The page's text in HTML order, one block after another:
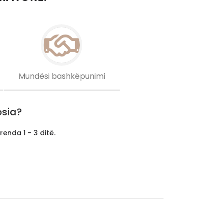
Mundësi bashkëpunimi
1 - 3 ditë.